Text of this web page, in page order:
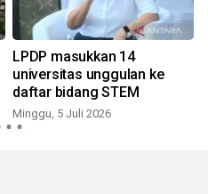
LPDP masukkan 14
universitas unggulan ke
daftar bidang STEM
Minggu, 5 Juli 2026